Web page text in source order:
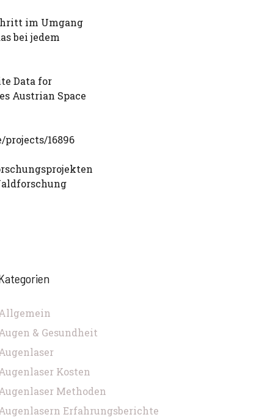
im Umgang
bei jedem
Data for
Austrian Space
16896
Allgemein
Augen & Gesundheit
Augenlaser
Augenlaser Kosten
Augenlaser Methoden
Augenlasern Erfahrungsberichte